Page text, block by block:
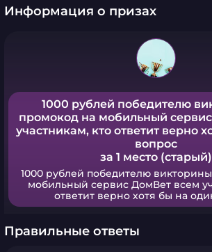
Информация о призах
1000 рублей победителю
промокод на мобильный
участникам, кто ответит верно
вопрос
за 1 место (старый)
1000 рублей победителю
мобильный сервис ДомВет всем
ответит верно хотя бы на
Правильные ответы